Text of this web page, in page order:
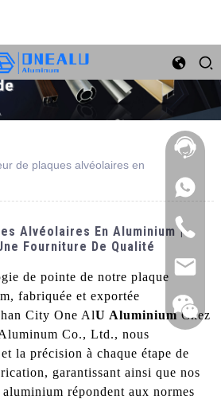
de plaques alvéolaires en
Alvéolaires En Aluminium |
Fourniture De Qualité
de pointe de notre plaque
fabriquée et exportée
City One AlU AluminiumChez
Co., Ltd., nous
la précision à chaque étape de
garantissant ainsi que nos
répondent aux normes